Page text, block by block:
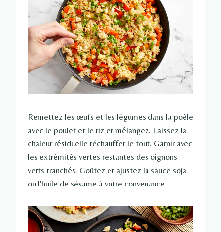
Remettez les œufs et les légumes dans la poêle
avec le poulet et le riz et mélangez. Laissez la
chaleur résiduelle réchauffer le tout. Garnir avec
les extrémités vertes restantes des oignons
verts tranchés. Goûtez et ajustez la sauce soja
ou l'huile de sésame à votre convenance.